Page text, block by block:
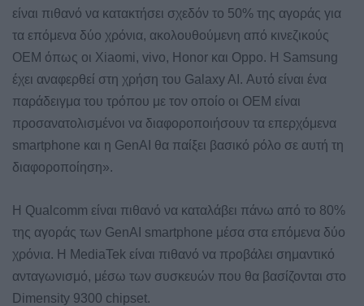
είναι πιθανό να κατακτήσει σχεδόν το 50% της αγοράς για
τα επόμενα δύο χρόνια, ακολουθούμενη από κινεζικούς
OEM όπως οι Xiaomi, vivo, Honor και Oppo. Η Samsung
έχει αναφερθεί στη χρήση του Galaxy AI. Αυτό είναι ένα
παράδειγμα του τρόπου με τον οποίο οι OEM είναι
προσανατολισμένοι να διαφοροποιήσουν τα επερχόμενα
smartphone και η GenAI θα παίξει βασικό ρόλο σε αυτή τη
διαφοροποίηση».
Η Qualcomm είναι πιθανό να καταλάβει πάνω από το 80%
της αγοράς των GenAI smartphone μέσα στα επόμενα δύο
χρόνια. Η MediaTek είναι πιθανό να προβάλει σημαντικό
ανταγωνισμό, μέσω των συσκευών που θα βασίζονται στο
Dimensity 9300 chipset.